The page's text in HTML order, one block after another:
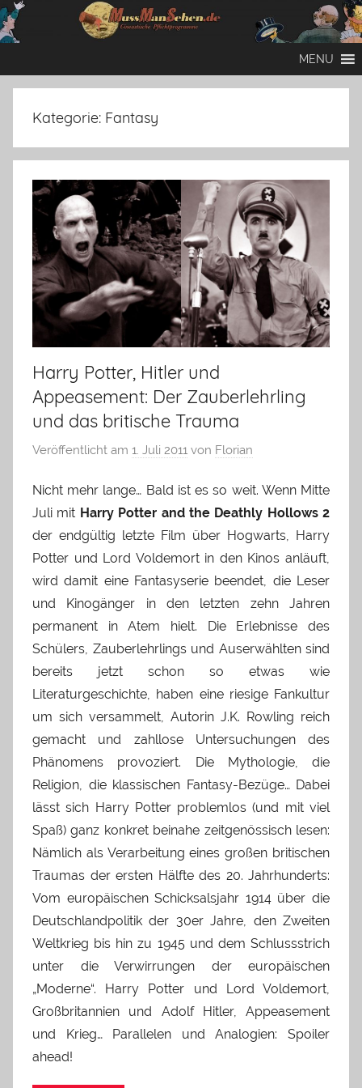
Zum
Inhalt
MENU
Kategorie: Fantasy
Harry Potter, Hitler und
Appeasement: Der Zauberlehrling
und das britische Trauma
Veröffentlicht am 1. Juli 2011 von Florian
Nicht mehr lange… Bald ist es so weit. Wenn Mitte
Juli mit Harry Potter and the Deathly Hollows 2
der endgültig letzte Film über Hogwarts, Harry
Potter und Lord Voldemort in den Kinos anläuft,
wird damit eine Fantasyserie beendet, die Leser
und Kinogänger in den letzten zehn Jahren
permanent in Atem hielt. Die Erlebnisse des
Schülers, Zauberlehrlings und Auserwählten sind
bereits jetzt schon so etwas wie
Literaturgeschichte, haben eine riesige Fankultur
um sich versammelt, Autorin J.K. Rowling reich
gemacht und zahllose Untersuchungen des
Phänomens provoziert. Die Mythologie, die
Religion, die klassischen Fantasy-Bezüge… Dabei
lässt sich Harry Potter problemlos (und mit viel
Spaß) ganz konkret beinahe zeitgenössisch lesen:
Nämlich als Verarbeitung eines großen britischen
Traumas der ersten Hälfte des 20. Jahrhunderts:
Vom europäischen Schicksalsjahr 1914 über die
Deutschlandpolitik der 30er Jahre, den Zweiten
Weltkrieg bis hin zu 1945 und dem Schlussstrich
unter die Verwirrungen der europäischen
„Moderne“. Harry Potter und Lord Voldemort,
Großbritannien und Adolf Hitler, Appeasement
und Krieg… Parallelen und Analogien: Spoiler
ahead!